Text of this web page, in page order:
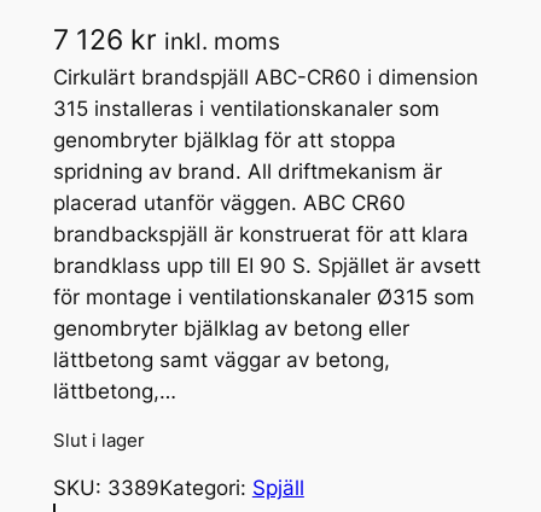
7 126 kr inkl. moms
Cirkulärt brandspjäll ABC-CR60 i dimension
315 installeras i ventilationskanaler som
genombryter bjälklag för att stoppa
spridning av brand. All driftmekanism är
placerad utanför väggen. ABC CR60
brandbackspjäll är konstruerat för att klara
brandklass upp till EI 90 S. Spjället är avsett
för montage i ventilationskanaler Ø315 som
genombryter bjälklag av betong eller
lättbetong samt väggar av betong,
lättbetong,…
Slut i lager
SKU: 3389Kategori: Spjäll